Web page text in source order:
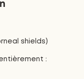
shields)
: